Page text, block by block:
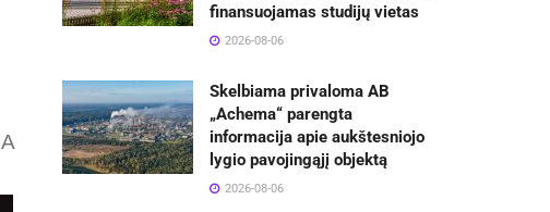
A
finansuojamas studijų vietas
2026-08-06
Skelbiama privaloma AB
„Achema“ parengta
informacija apie aukštesniojo
lygio pavojingąjį objektą
2026-08-06